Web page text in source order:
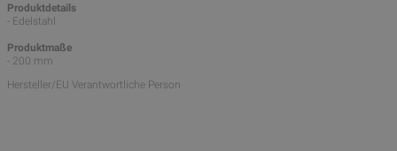
Produktdetails
- Edelstahl
Produktmaße
- 200 mm
Hersteller/EU Verantwortliche Person